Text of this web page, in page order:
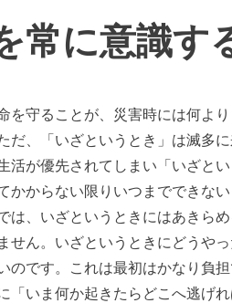
常に意識す
を守ることが、災害時には何より
だ、「いざというとき」は滅多
活が優先されてしまい「いざと
かからない限りいつまでできな
は、いざというときにはあきら
せん。いざというときにどうや
のです。これは最初はかなり負
「いま何か起きたらどこへ逃げ